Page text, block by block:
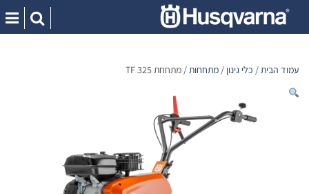
content
עמוד הבית/ כלי גינון / מתחחות/ מתחחת TF 325